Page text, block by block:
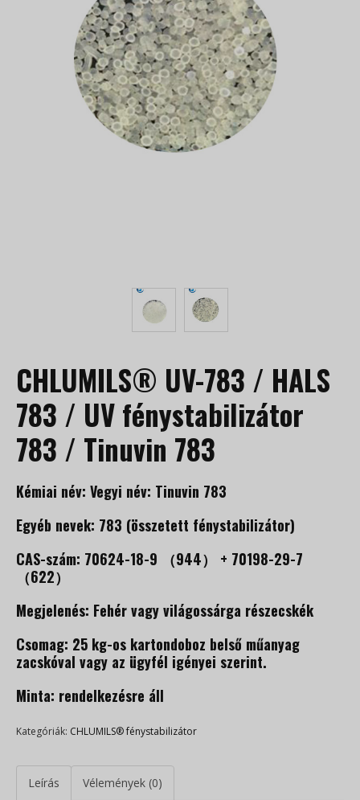
CHLUMILS® UV-783 / HALS
783 / UV fénystabilizátor
783 / Tinuvin 783
Kémiai név: Vegyi név: Tinuvin 783
Egyéb nevek: 783 (összetett fénystabilizátor)
CAS-szám: 70624-18-9 （944） + 70198-29-7
（622）
Megjelenés: Fehér vagy világossárga részecskék
Csomag: 25 kg-os kartondoboz belső műanyag
zacskóval vagy az ügyfél igényei szerint.
Minta: rendelkezésre áll
Kategóriák: CHLUMILS® fénystabilizátor
Leírás Vélemények (0)